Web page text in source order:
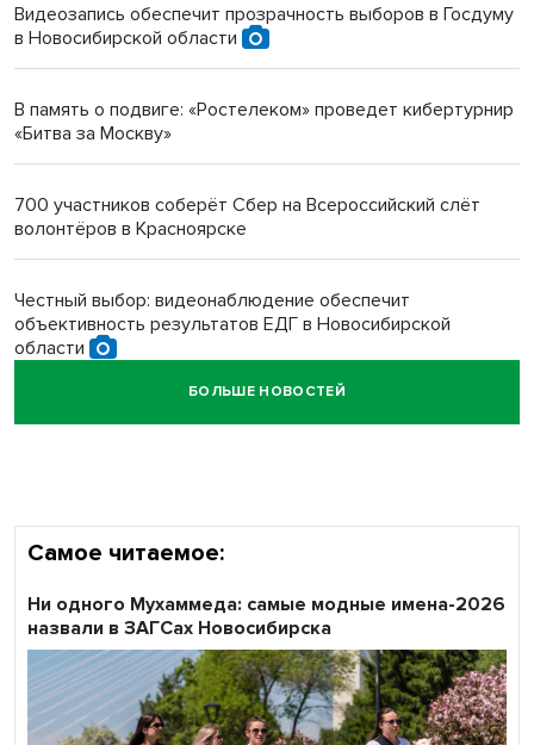
Инвалид получил условный срок за избиение врачей
Новосибирский преподаватель с женой вошли в топ-16
Обновлённое отделение ВТБ открылось в Искитиме
Видеозапись обеспечит прозрачность выборов в Госдуму
в Новосибирской области
В память о подвиге: «Ростелеком» проведет кибертурнир
«Битва за Москву»
700 участников соберёт Сбер на Всероссийский слёт
волонтёров в Красноярске
Честный выбор: видеонаблюдение обеспечит
объективность результатов ЕДГ в Новосибирской
области
Кибертанки пошли в бой: «Ростелеком» объявляет
БОЛЬШЕ НОВОСТЕЙ
Самое читаемое:
Ни одного Мухаммеда: самые модные имена-2026
назвали в ЗАГСах Новосибирска